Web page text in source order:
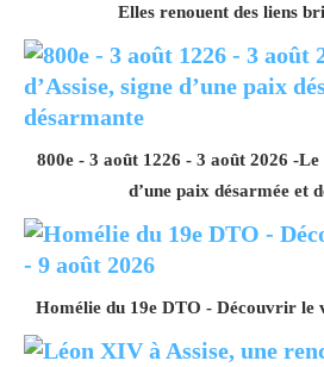
Elles renouent des liens
800e - 3 août 1226 - 3 août 2026 -Le
d’une paix désarmée et
Homélie du 19e DTO - Découvrir le